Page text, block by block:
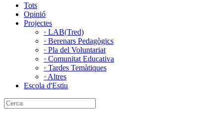
Tots
Opinió
Projectes
· LAB(Tred)
· Berenars Pedagògics
· Pla del Voluntariat
· Comunitat Educativa
· Tardes Temàtiques
· Altres
Escola d'Estiu